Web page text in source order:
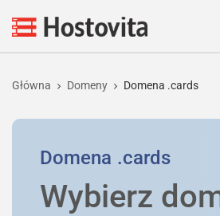
Główna Domeny Domena .cards
Domena .cards
Wybierz